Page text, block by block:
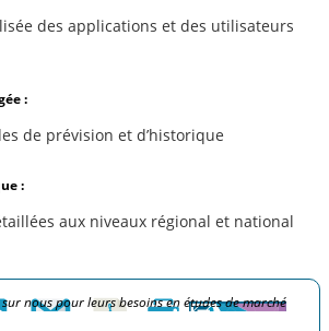
des applications et des utilisateurs
:
de prévision et d’historique
:
aux niveaux régional et national
nous pour leurs besoins en études de marché